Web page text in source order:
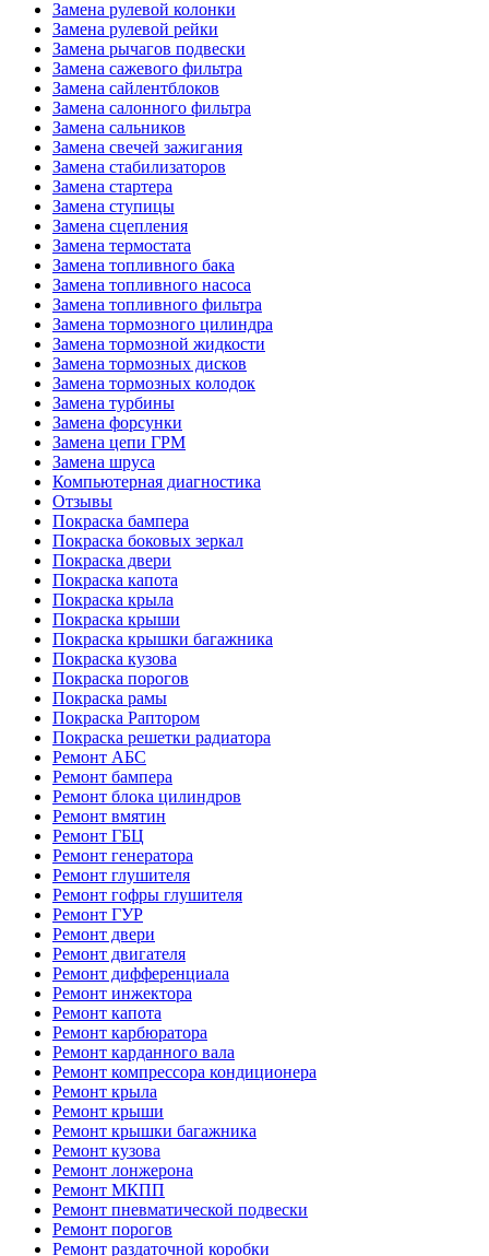
Замена рулевой колонки
Замена рулевой рейки
Замена рычагов подвески
Замена сажевого фильтра
Замена сайлентблоков
Замена салонного фильтра
Замена сальников
Замена свечей зажигания
Замена стабилизаторов
Замена стартера
Замена ступицы
Замена сцепления
Замена термостата
Замена топливного бака
Замена топливного насоса
Замена топливного фильтра
Замена тормозного цилиндра
Замена тормозной жидкости
Замена тормозных дисков
Замена тормозных колодок
Замена турбины
Замена форсунки
Замена цепи ГРМ
Замена шруса
Компьютерная диагностика
Отзывы
Покраска бампера
Покраска боковых зеркал
Покраска двери
Покраска капота
Покраска крыла
Покраска крыши
Покраска крышки багажника
Покраска кузова
Покраска порогов
Покраска рамы
Покраска Раптором
Покраска решетки радиатора
Ремонт АБС
Ремонт бампера
Ремонт блока цилиндров
Ремонт вмятин
Ремонт ГБЦ
Ремонт генератора
Ремонт глушителя
Ремонт гофры глушителя
Ремонт ГУР
Ремонт двери
Ремонт двигателя
Ремонт дифференциала
Ремонт инжектора
Ремонт капота
Ремонт карбюратора
Ремонт карданного вала
Ремонт компрессора кондиционера
Ремонт крыла
Ремонт крыши
Ремонт крышки багажника
Ремонт кузова
Ремонт лонжерона
Ремонт МКПП
Ремонт пневматической подвески
Ремонт порогов
Ремонт раздаточной коробки